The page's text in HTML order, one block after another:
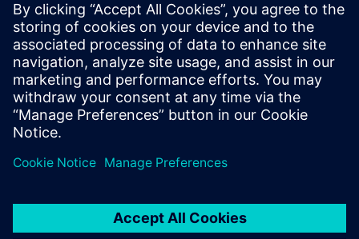
months with NX
Компанія: MET
Галузь: Consumer products & retail
Розташування: Talamona, Sondrio, Italy
Програмне забезпечення Siemens: NX